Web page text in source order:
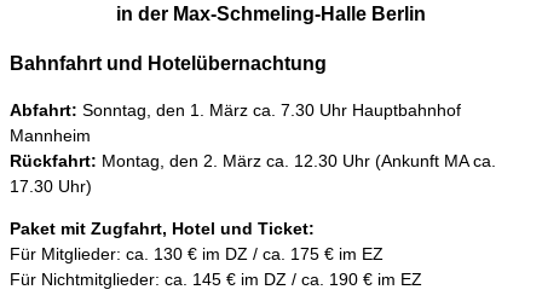
in der Max-Schmeling-Halle Berlin
Bahnfahrt und Hotelübernachtung
Abfahrt: Sonntag, den 1. März ca. 7.30 Uhr Hauptbahnhof
Mannheim
Rückfahrt: Montag, den 2. März ca. 12.30 Uhr (Ankunft MA ca.
17.30 Uhr)
Paket mit Zugfahrt, Hotel und Ticket:
Für Mitglieder: ca. 130 € im DZ / ca. 175 € im EZ
Für Nichtmitglieder: ca. 145 € im DZ / ca. 190 € im EZ